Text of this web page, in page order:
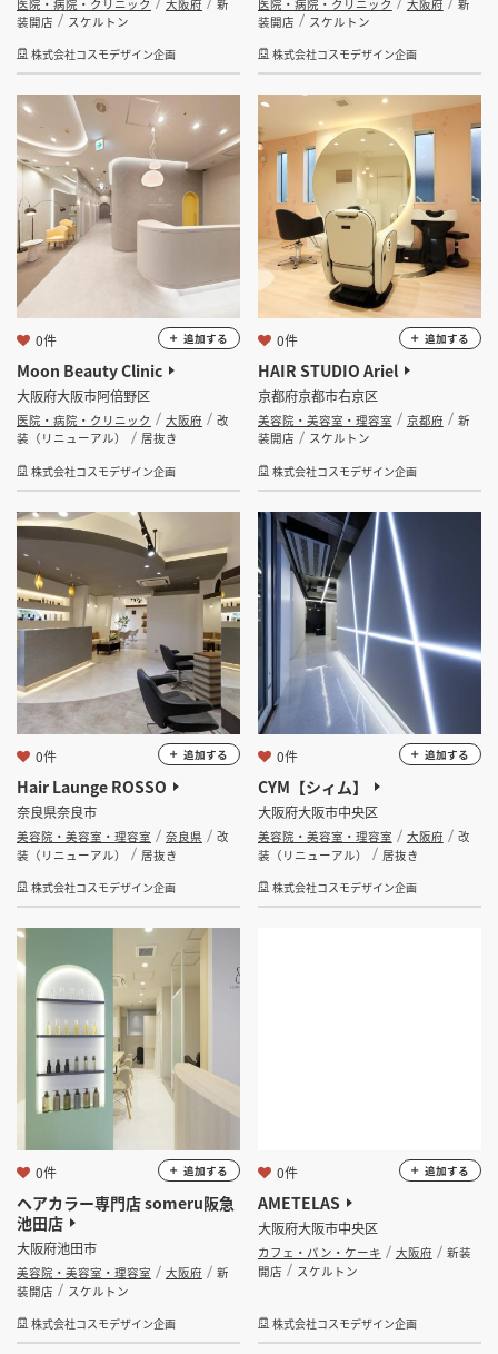
医院・病院・クリニック 大阪府
新
装開店
スケルトン
株式会社コスモデザイン企画
医院・病院・クリニック 大阪府
新
装開店
スケルトン
株式会社コスモデザイン企画
Moon Beauty Clinic
大阪府大阪市阿倍野区
医院・病院・クリニック 大阪府
改
装（リニューアル）
居抜き
株式会社コスモデザイン企画
0件 追加する
HAIR STUDIO Ariel
京都府京都市右京区
美容院・美容室・理容室 京都府
新
装開店
スケルトン
株式会社コスモデザイン企画
0件 追加する
Hair Launge ROSSO
奈良県奈良市
美容院・美容室・理容室 奈良県
改
装（リニューアル）
居抜き
株式会社コスモデザイン企画
0件 追加する
CYM【シィム】
大阪府大阪市中央区
美容院・美容室・理容室 大阪府
改
装（リニューアル）
居抜き
株式会社コスモデザイン企画
0件 追加する
ヘアカラー専門店 someru阪急
池田店
大阪府池田市
美容院・美容室・理容室 大阪府
新
装開店
スケルトン
株式会社コスモデザイン企画
0件 追加する
AMETELAS
大阪府大阪市中央区
カフェ・パン・ケーキ 大阪府
新装
開店
スケルトン
株式会社コスモデザイン企画
0件 追加する